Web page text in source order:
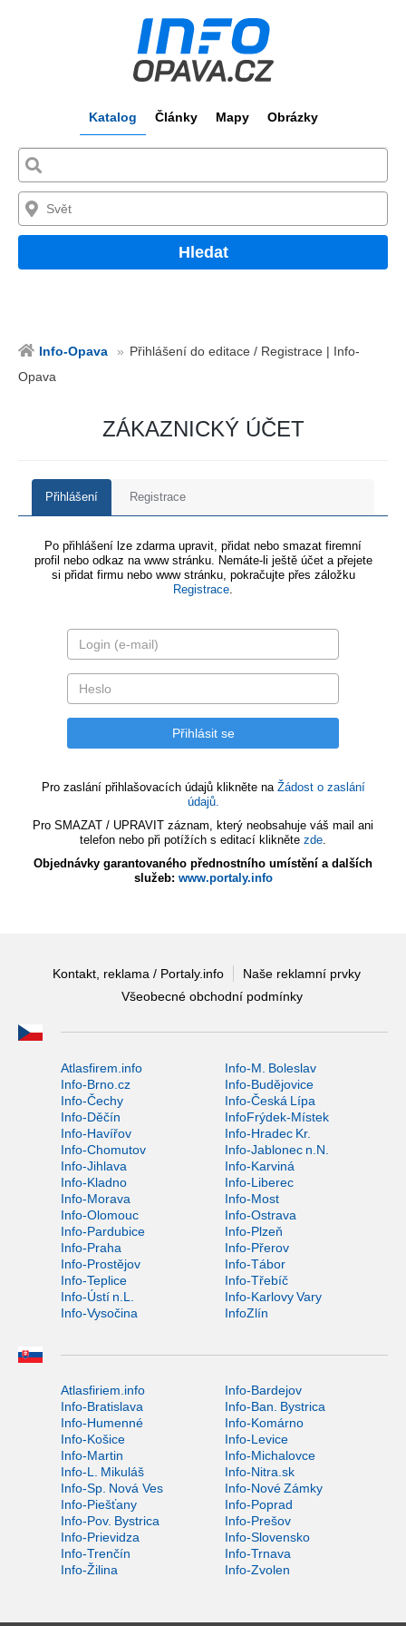
Katalog Články Mapy Obrázky
Hledat
Info-Opava
Přihlášení do editace / Registrace | Info-
Opava
ZÁKAZNICKÝ ÚČET
Přihlášení Registrace
Po přihlášení lze zdarma upravit, přidat nebo smazat firemní
profil nebo odkaz na www stránku. Nemáte-li ještě účet a přejete
si přidat firmu nebo www stránku, pokračujte přes záložku
Registrace.
Pro zaslání přihlašovacích údajů klikněte na Žádost o zaslání
údajů.
Pro SMAZAT / UPRAVIT záznam, který neobsahuje váš mail ani
telefon nebo při potížích s editací klikněte zde.
Objednávky garantovaného přednostního umístění a dalších
služeb: www.portaly.info
Kontakt, reklama / Portaly.info
Naše reklamní prvky
Všeobecné obchodní podmínky
Atlasfirem.info
Info-M. Boleslav
Info-Brno.cz
Info-Budějovice
Info-Čechy
Info-Česká Lípa
Info-Děčín
InfoFrýdek-Místek
Info-Havířov
Info-Hradec Kr.
Info-Chomutov
Info-Jablonec n.N.
Info-Jihlava
Info-Karviná
Info-Kladno
Info-Liberec
Info-Morava
Info-Most
Info-Olomouc
Info-Ostrava
Info-Pardubice
Info-Plzeň
Info-Praha
Info-Přerov
Info-Prostějov
Info-Tábor
Info-Teplice
Info-Třebíč
Info-Ústí n.L.
Info-Karlovy Vary
Info-Vysočina
InfoZlín
Atlasfiriem.info
Info-Bardejov
Info-Bratislava
Info-Ban. Bystrica
Info-Humenné
Info-Komárno
Info-Košice
Info-Levice
Info-Martin
Info-Michalovce
Info-L. Mikuláš
Info-Nitra.sk
Info-Sp. Nová Ves
Info-Nové Zámky
Info-Piešťany
Info-Poprad
Info-Pov. Bystrica
Info-Prešov
Info-Prievidza
Info-Slovensko
Info-Trenčín
Info-Trnava
Info-Žilina
Info-Zvolen